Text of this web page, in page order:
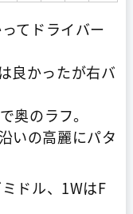
てドライバー
良かったが右バ
奥のラフ。
いの高麗にパタ
ドル、1WはF